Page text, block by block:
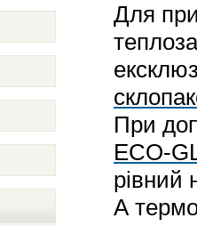
Для
При
ECO-
рівний
А